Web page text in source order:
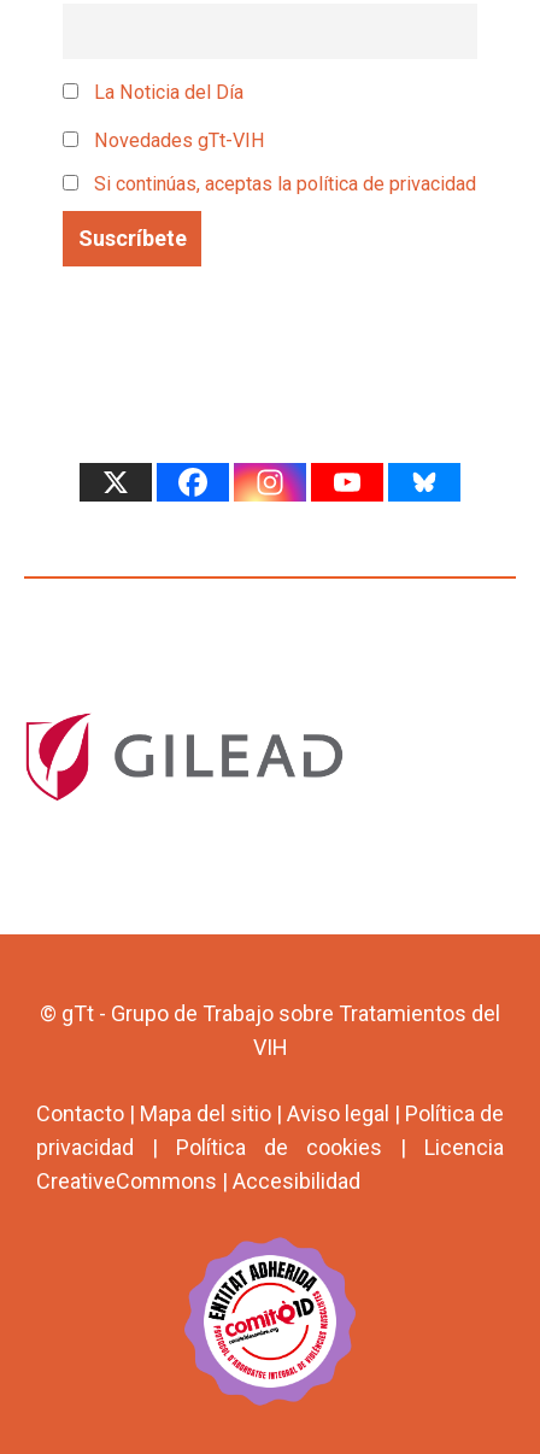
La Noticia del Día
Novedades gTt-VIH
Si continúas, aceptas la política de privacidad
© gTt - Grupo de Trabajo sobre Tratamientos del
VIH
Contacto | Mapa del sitio | Aviso legal | Política de
privacidad | Política de cookies | Licencia
CreativeCommons | Accesibilidad